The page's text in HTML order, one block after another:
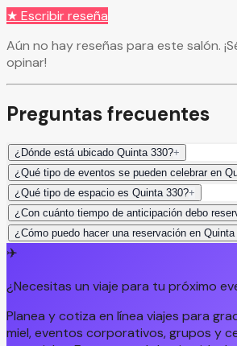
★ Escribir reseña
Aún no hay reseñas para este salón.
opinar!
Preguntas frecuentes
¿Dónde está ubicado Quinta 330?+
¿Qué tipo de eventos se pueden celebrar en
¿Qué tipo de espacio es Quinta 330?+
¿Con cuánto tiempo de anticipación debo
¿Cómo puedo hacer una reservación en Quinta
✈️
¿Necesitas un viaje para tu próximo
Planea y cotiza en línea viajes para
miel, eventos corporativos, grupos y